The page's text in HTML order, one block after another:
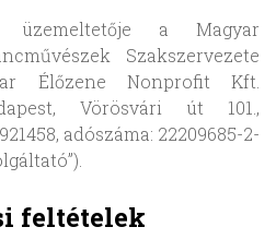
a Magyar
Szakszervezete
Élőzene Nonprofit Kft.
Vörösvári út 101.,
adószáma: 22209685-2-
feltételek